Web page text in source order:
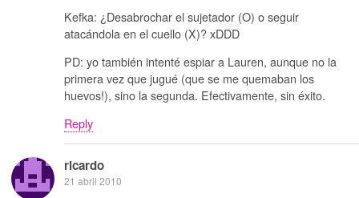
Kefka: ¿Desabrochar el sujetador (O) o seguir
atacándola en el cuello (X)? xDDD
PD: yo también intenté espiar a Lauren, aunque no la
primera vez que jugué (que se me quemaban los
huevos!), sino la segunda. Efectivamente, sin éxito.
Reply
ricardo
21 abril 2010